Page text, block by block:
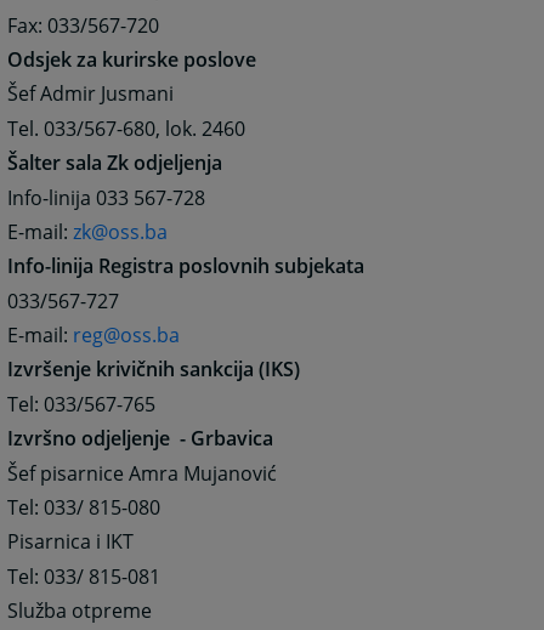
Fax: 033/567-720
Odsjek za kurirske poslove
Šef Admir Jusmani
Tel. 033/567-680, lok. 2460
Šalter sala Zk odjeljenja
Info-linija 033 567-728
E-mail:zk@oss.ba
Info-linija Registra poslovnih subjekata
033/567-727
E-mail: reg@oss.ba
Izvršenje krivičnih sankcija (IKS)
Tel: 033/567-765
Izvršno odjeljenje - Grbavica
Šef pisarnice Amra Mujanović
Tel: 033/ 815-080
Pisarnica i IKT
Tel: 033/ 815-081
Služba otpreme